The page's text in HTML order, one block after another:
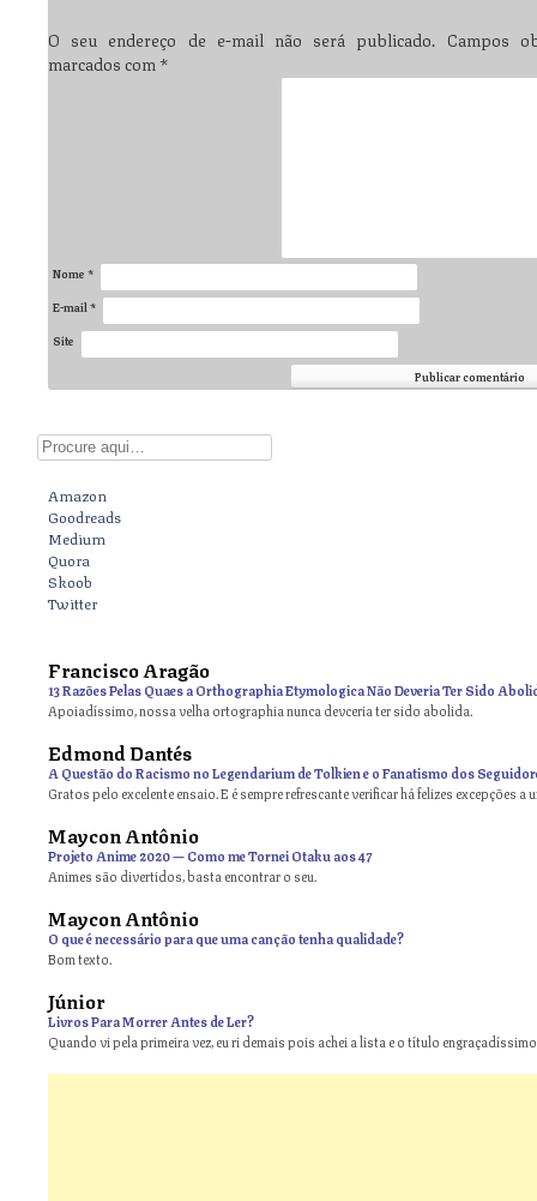
O seu endereço de e-mail não será publicado. Campos
marcados com*
Nome *
E-mail *
Site
Digite aqui
Amazon
Goodreads
Medium
Quora
Skoob
Twitter
Francisco Aragão
13 Razões Pelas Quaes a Orthographia Etymologica Não Deveria Ter Sido
Apoiadíssimo, nossa velha ortographia nunca devceria ter sido abolida.
Edmond Dantés
A Questão do Racismo no Legendarium de Tolkien e o Fanatismo dos
Gratos pelo excelente ensaio. E é sempre refrescante verificar há felizes excepções a
Maycon Antônio
Projeto Anime 2020 — Como me Tornei Otaku aos 47
Animes são divertidos, basta encontrar o seu.
Maycon Antônio
O que é necessário para que uma canção tenha qualidade?
Bom texto.
Júnior
Livros Para Morrer Antes de Ler?
Quando vi pela primeira vez, eu ri demais pois achei a lista e o título